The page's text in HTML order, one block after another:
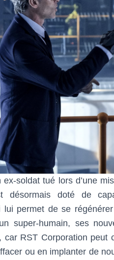
soldat tué lors d’une
désormais doté de
lui permet de se
super-humain, ses
car RST Corporation
ou en implanter de